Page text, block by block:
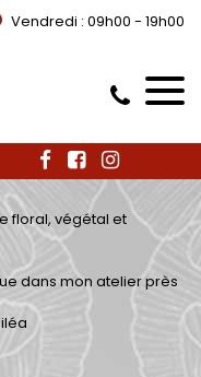
Vendredi : 09h00 - 19h00
floral, végétal et
dans mon atelier près